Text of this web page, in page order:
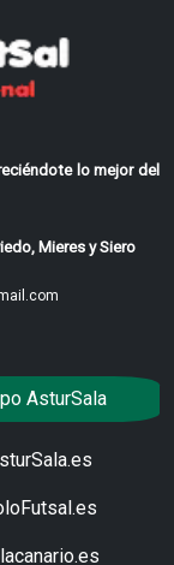
lo mejor del
Mieres y Siero
AsturSala